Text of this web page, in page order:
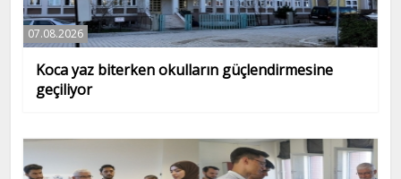
07.08.2026
Koca yaz biterken okulların güçlendirmesine
geçiliyor